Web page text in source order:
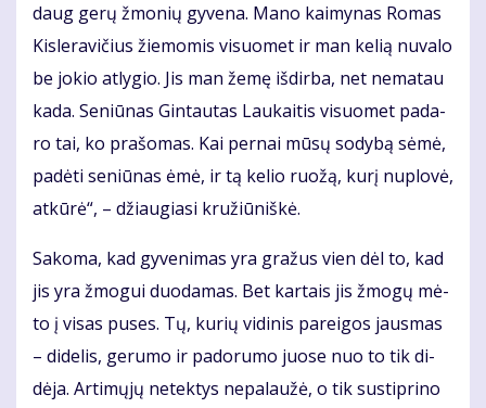
daug ge­rų žmo­nių gy­ve­na. Ma­no kai­my­nas Ro­mas
Kis­le­ra­vi­čius žie­mo­mis vi­suo­met ir man ke­lią nu­va­lo
be jo­kio at­ly­gio. Jis man že­mę iš­dir­ba, net ne­ma­tau
ka­da. Se­niū­nas Gin­tau­tas Lau­kai­tis vi­suo­met pa­da­
ro tai, ko pra­šo­mas. Kai per­nai mū­sų so­dy­bą sė­mė,
pa­dė­ti se­niū­nas ėmė, ir tą ke­lio ruo­žą, ku­rį nu­plo­vė,
at­kū­rė“, – džiau­gia­si kru­žiū­niš­kė.
Sa­ko­ma, kad gy­ve­ni­mas yra gra­žus vien dėl to, kad
jis yra žmo­gui duo­da­mas. Bet kar­tais jis žmo­gų mė­
to į vi­sas pu­ses. Tų, ku­rių vi­di­nis pa­rei­gos jaus­mas
– di­de­lis, ge­ru­mo ir pa­do­ru­mo juo­se nuo to tik di­
dė­ja. Ar­ti­mų­jų ne­tek­tys ne­pa­lau­žė, o tik su­stip­ri­no